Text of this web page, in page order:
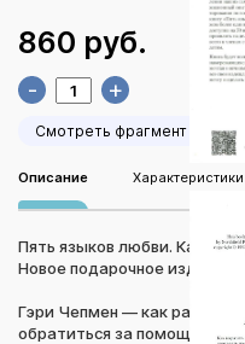
860 руб.
- +
Смотреть фрагмент
Описание Характеристики
Пять языков любви. Как
Новое подарочное издание
Гэри Чепмен — как раз тот
обратиться за помощью в